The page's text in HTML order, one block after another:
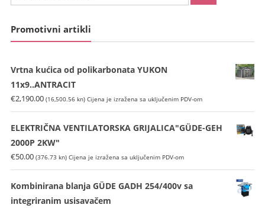
Promotivni artikli
Vrtna kućica od polikarbonata YUKON
11x9..ANTRACIT
€2,190.00 (16,500.56 kn) Cijena je izražena sa uključenim PDV-om
ELEKTRIČNA VENTILATORSKA GRIJALICA"GÜDE-GEH
2000P 2KW"
€50.00 (376.73 kn) Cijena je izražena sa uključenim PDV-om
Kombinirana blanja GÜDE GADH 254/400v sa
integriranim usisavačem